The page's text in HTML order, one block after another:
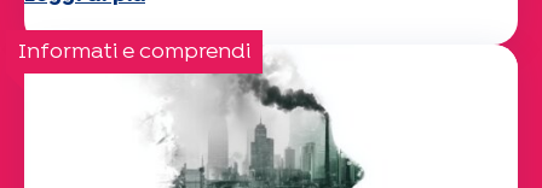
Informati e comprendi